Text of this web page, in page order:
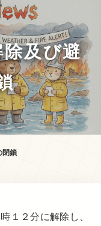
及び避
閉鎖
１２分に解除し、